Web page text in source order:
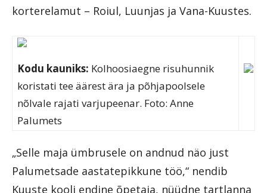
korterelamut – Roiul, Luunjas ja Vana-Kuustes.
Kodu kauniks: Kolhoosiaegne risuhunnik
koristati tee äärest ära ja põhjapoolsele
nõlvale rajati varjupeenar. Foto: Anne
Palumets
„Selle maja ümbrusele on andnud näo just
Palumetsade aastatepikkune töö,“ nendib
Kuuste kooli endine õpetaja, nüüdne tartlanna